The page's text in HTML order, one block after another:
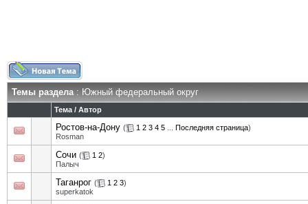
Темы раздела: Южный федеральный округ
Тема / Автор
Ростов-на-Дону ( 1 2 3 4 5 Последняя страница)
Rosman
Сочи ( 1 2)
Палыч
Таганрог ( 1 2 3)
superkatok